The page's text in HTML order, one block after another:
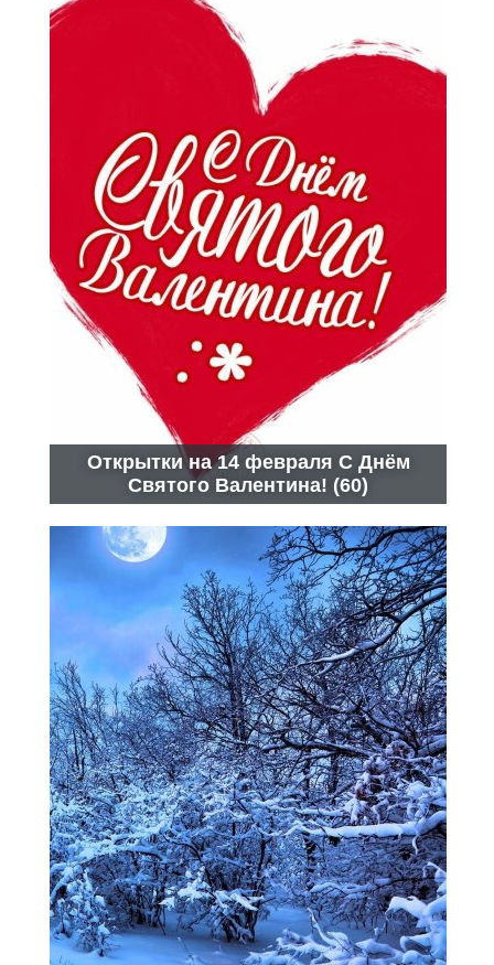
Открытки на 14 февраля С Днём
Святого Валентина! (60)